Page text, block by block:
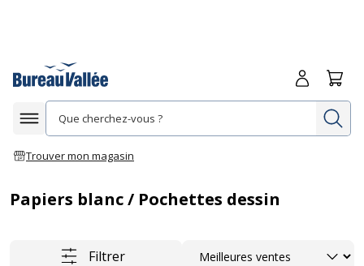
Afficher la navigation
Trouver mon magasin
Me
Papiers blanc / Pochettes dessin
Filtrer Trier